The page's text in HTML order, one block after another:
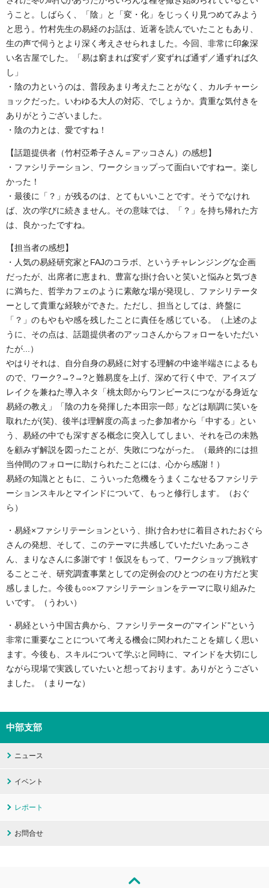
うこと。しばらく、「陰」と「変・化」をじっくり見つめてみよう
と思う。竹村先生の易経のお話は、近著を読んでいたこともあり、
生の声で伺うとより深く考えさせられました。今回、非常に印象深
い名古屋でした。「易は窮まれば変ず／変ずれば通ず／通ずれば久
し」
・陰の力というのは、普段あまり考えたことがなく、カルチャーシ
ョックだった。いわゆる大人の対応、でしょうか。貴重な気付きを
ありがとうございました。
・陰の力とは、愛ですね！
【話題提供者（竹村亞希子さん＝アッコさん）の感想】
・ファシリテーション、ワークショップって面白いですねー。楽し
かった！
・最後に「？」が残るのは、とてもいいことです。そうでなけれ
ば、次の学びに続きません。その意味では、「？」を持ち帰れた方
は、良かったですね。
【担当者の感想】
・人気の易経研究家とFAJのコラボ、というチャレンジングな企画
だったが、出席者に恵まれ、豊富な掛け合いと笑いと悩みと気づき
に満ちた、哲学カフェのように素敵な場が発現し、ファシリテータ
ーとして貴重な経験ができた。ただし、担当としては、終盤に
「？」のもやもや感を残したことに責任を感じている。（上述のよ
うに、その点は、話題提供者のアッコさんからフォローをいただい
たが...）
やはりそれは、自分自身の易経に対する理解の中途半端さによるも
ので、ワーク?→?→?と難易度を上げ、深めて行く中で、アイスブ
レイクを兼ねた導入ネタ「桃太郎からワンピースにつながる身近な
易経の教え」「陰の力を発揮した本田宗一郎」などは順調に笑いを
取れたが(笑)、後半は理解度の高まった参加者から「中する」とい
う、易経の中でも深すぎる概念に突入してしまい、それを己の未熟
を顧みず解説を図ったことが、失敗につながった。（最終的には担
当仲間のフォローに助けられたことには、心から感謝！）
易経の知識とともに、こういった危機をうまくこなせるファシリテ
ーションスキルとマインドについて、もっと修行します。（おぐ
ら）
・易経×ファシリテーションという、掛け合わせに着目されたおぐら
さんの発想、そして、このテーマに共感していただいたあっこさ
ん、まりなさんに多謝です！仮説をもって、ワークショップ挑戦す
ることこそ、研究調査事業としての定例会のひとつの在り方だと実
感しました。今後も○○×ファシリテーションをテーマに取り組みた
いです。（うわい）
・易経という中国古典から、ファシリテーターの"マインド"という
非常に重要なことについて考える機会に関われたことを嬉しく思い
ます。今後も、スキルについて学ぶと同時に、マインドを大切にし
ながら現場で実践していたいと想っております。ありがとうござい
ました。（まりーな）
中部支部
ニュース
イベント
レポート
お問合せ